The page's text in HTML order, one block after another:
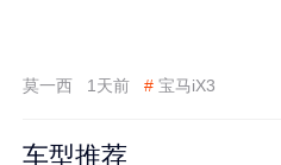
莫一西 1天前 # 宝马iX3
车型推荐